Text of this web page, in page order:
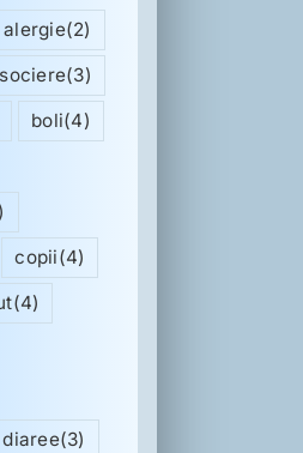
alergie(2)
(3)
boli(4)
copii(4)
(4)
diaree(3)